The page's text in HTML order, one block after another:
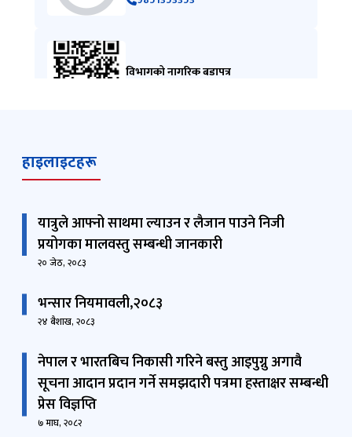
यात्रुले आफ्नो साथमा ल्याउन र लैजान पाउने निजी
भन्सार नियमावली,२०८३
२४ बैशाख, २०८३
नेपाल र भारतबिच निकासी गरिने बस्तु आइपुग्नु अगावै
सूचना आदान प्रदान गर्ने समझदारी पत्रमा हस्ताक्षर सम्बन्धी
प्रेस विज्ञप्ति
७ माघ, २०८२
भन्सार विभागको प्रेस विज्ञप्ति २०८२-०९-१८
१९ पुष, २०८२